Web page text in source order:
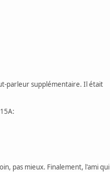
parleur supplémentaire. Il était
pas mieux. Finalement, l'ami qui